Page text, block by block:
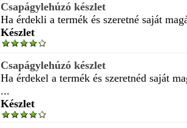
Csapágylehúzó készlet
Ha érdekli a termék és szeretné saját
Készlet
Csapágylehúzó készlet
Ha érdekel a termék és szeretnéd saját
...
Készlet